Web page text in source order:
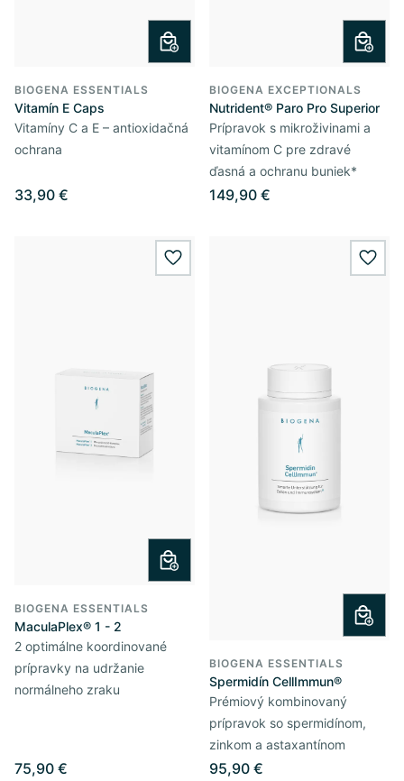
BIOGENA ESSENTIALS
Vitamín E Caps
Vitamíny C a E – antioxidačná
ochrana
33,90 €
BIOGENA EXCEPTIONALS
Nutrident® Paro Pro Superior
Prípravok s mikroživinami a
vitamínom C pre zdravé
ďasná a ochranu buniek*
149,90 €
wishlist.add
BIOGENA ESSENTIALS
MaculaPlex® 1 - 2
2 optimálne koordinované
prípravky na udržanie
normálneho zraku
75,90 €
BIOGENA ESSENTIALS
Spermidín CellImmun®
Prémiový kombinovaný
prípravok so spermidínom,
zinkom a astaxantínom
95,90 €